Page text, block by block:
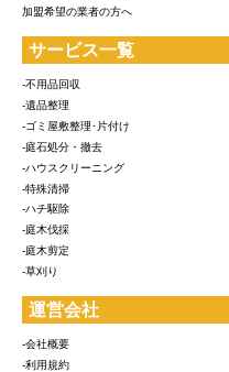
加盟希望の業者の方へ
サービス一覧
-不用品回収
-遺品整理
-ゴミ屋敷整理･片付け
-庭石処分・撤去
-ハウスクリーニング
-特殊清掃
-ハチ駆除
-庭木伐採
-庭木剪定
-草刈り
運営会社
-会社概要
-利用規約